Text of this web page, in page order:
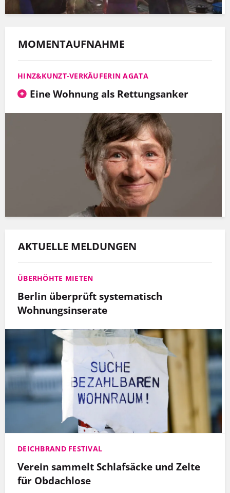
MOMENTAUFNAHME
HINZ&KUNZT-VERKÄUFERIN AGATA
Eine Wohnung als Rettungsanker
AKTUELLE MELDUNGEN
ÜBERHÖHTE MIETEN
Berlin überprüft systematisch
Wohnungsinserate
DEICHBRAND FESTIVAL
Verein sammelt Schlafsäcke und Zelte
für Obdachlose